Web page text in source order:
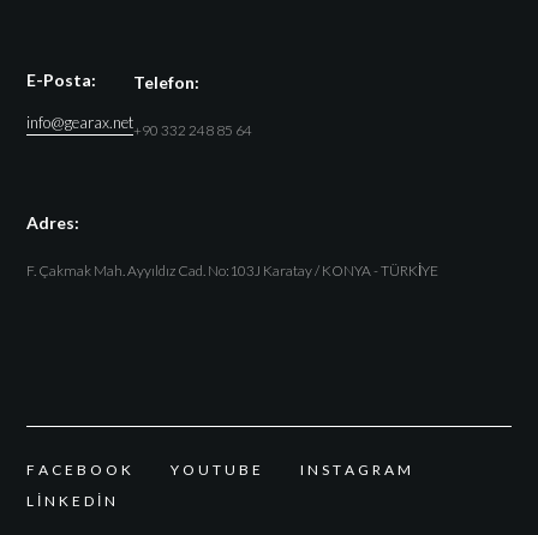
E-Posta:
info@gearax.net
Telefon:
+90 332 248 85 64
Adres:
F. Çakmak Mah. Ayyıldız Cad. No:103J Karatay / KONYA - TÜRKİYE
F A C E B O O K Y O U T U B E I N S T A G R A M
L I N K E D I N